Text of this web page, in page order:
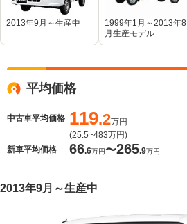
2013年9月～生産中
1999年1月～2013年8
月生産モデル
平均価格
中古車平均価格 119.2万円
(25.5~483万円)
新車平均価格
66.6万円 〜265.9万円
2013年9月～生産中